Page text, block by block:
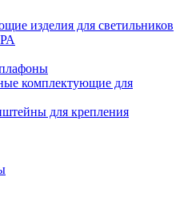
изделия для светильников
комплектующие для
для крепления